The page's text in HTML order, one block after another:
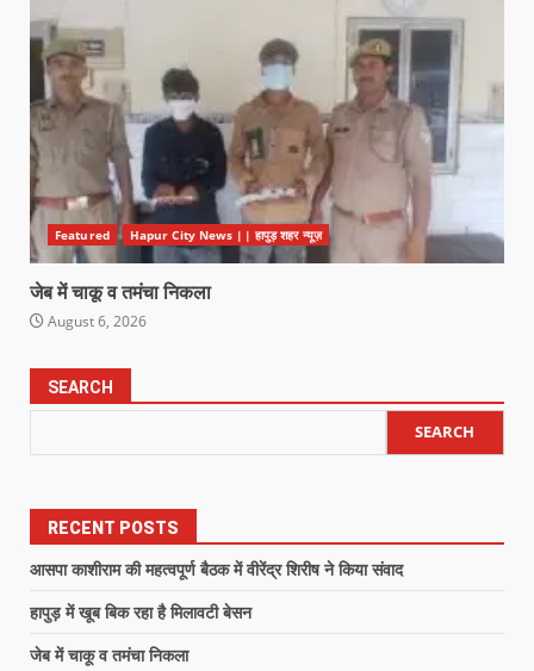
Featured Hapur City News || हापुड़ शहर न्यूज़
जेब में चाकू व तमंचा निकला
August 6, 2026
SEARCH
SEARCH
RECENT POSTS
आसपा काशीराम की महत्वपूर्ण बैठक में वीरेंद्र शिरीष ने किया संवाद
हापुड़ में खूब बिक रहा है मिलावटी बेसन
जेब में चाकू व तमंचा निकला